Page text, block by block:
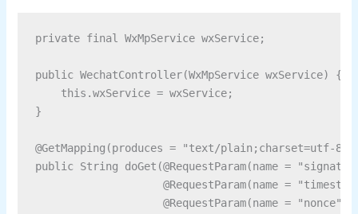
private final WxMpService wxService;
public WechatController(WxMpService wxService) {
    this.wxService = wxService;
}
@GetMapping(produces = "text/plain;charset=utf-8")
public String doGet(@RequestParam(name =
@RequestParam(name =
@RequestParam(name = "nonce",